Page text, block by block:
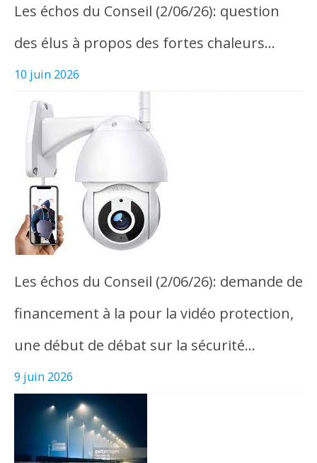
Les échos du Conseil (2/06/26): question
des élus à propos des fortes chaleurs…
10 juin 2026
Les échos du Conseil (2/06/26): demande de
financement à la pour la vidéo protection,
une début de débat sur la sécurité…
9 juin 2026